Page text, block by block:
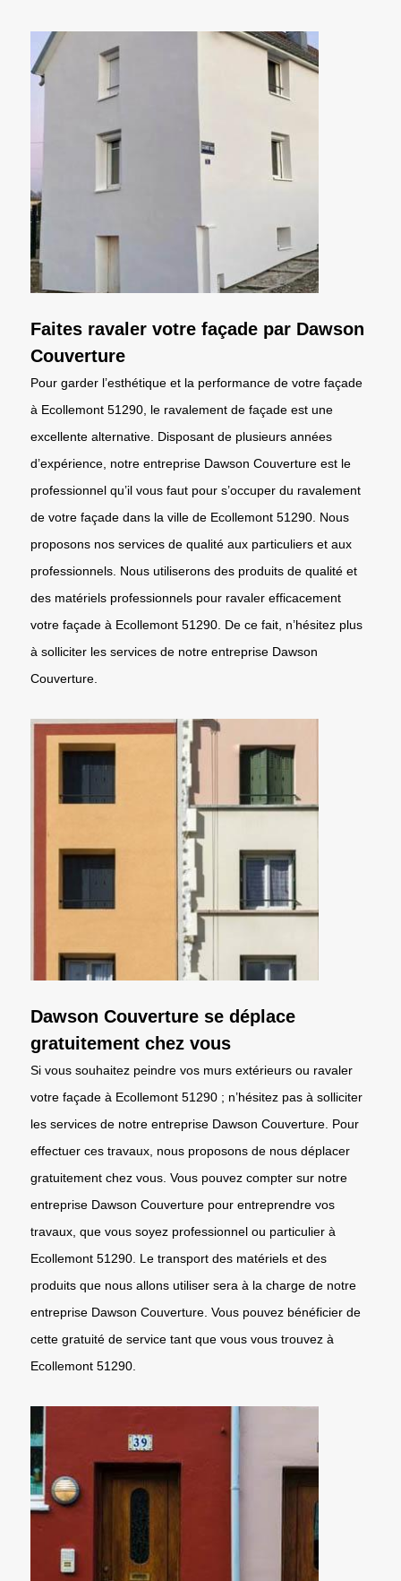
Faites ravaler votre façade par Dawson
Couverture
Pour garder l’esthétique et la performance de votre façade
à Ecollemont 51290, le ravalement de façade est une
excellente alternative. Disposant de plusieurs années
d’expérience, notre entreprise Dawson Couverture est le
professionnel qu’il vous faut pour s’occuper du ravalement
de votre façade dans la ville de Ecollemont 51290. Nous
proposons nos services de qualité aux particuliers et aux
professionnels. Nous utiliserons des produits de qualité et
des matériels professionnels pour ravaler efficacement
votre façade à Ecollemont 51290. De ce fait, n’hésitez plus
à solliciter les services de notre entreprise Dawson
Couverture.
Dawson Couverture se déplace
gratuitement chez vous
Si vous souhaitez peindre vos murs extérieurs ou ravaler
votre façade à Ecollemont 51290 ; n’hésitez pas à solliciter
les services de notre entreprise Dawson Couverture. Pour
effectuer ces travaux, nous proposons de nous déplacer
gratuitement chez vous. Vous pouvez compter sur notre
entreprise Dawson Couverture pour entreprendre vos
travaux, que vous soyez professionnel ou particulier à
Ecollemont 51290. Le transport des matériels et des
produits que nous allons utiliser sera à la charge de notre
entreprise Dawson Couverture. Vous pouvez bénéficier de
cette gratuité de service tant que vous vous trouvez à
Ecollemont 51290.